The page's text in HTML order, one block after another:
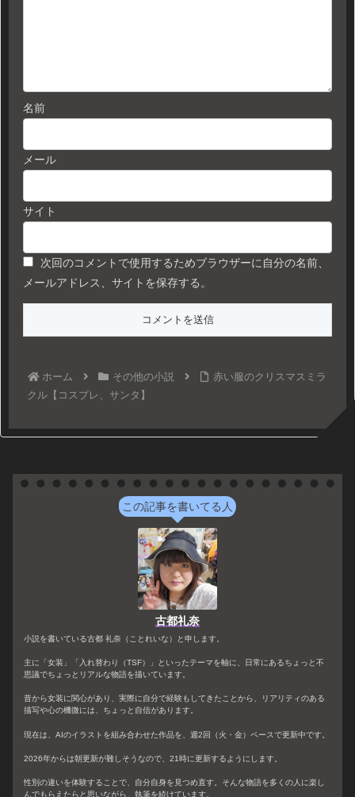
名前
メール
サイト
次回のコメントで使用するためブラウザーに自分の名前、
メールアドレス、サイトを保存する。
ホーム その他の小説
赤い服のクリスマスミラ
クル【コスプレ、サンタ】
この記事を書いてる人
古都礼奈
小説を書いている古都 礼奈（ことれいな）と申します。
主に「女装」「入れ替わり（TSF）」といったテーマを軸に、日常にあるちょっと不
思議でちょっとリアルな物語を描いています。
昔から女装に関心があり、実際に自分で経験もしてきたことから、リアリティのある
描写や心の機微には、ちょっと自信があります。
現在は、AIのイラストを組み合わせた作品を、週2回（火・金）ペースで更新中です。
2026年からは朝更新が難しそうなので、21時に更新するようにします。
性別の違いを体験することで、自分自身を見つめ直す。そんな物語を多くの人に楽し
んでもらえたらと思いながら、執筆を続けています。